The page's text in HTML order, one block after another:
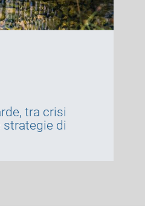
tra crisi
strategie di